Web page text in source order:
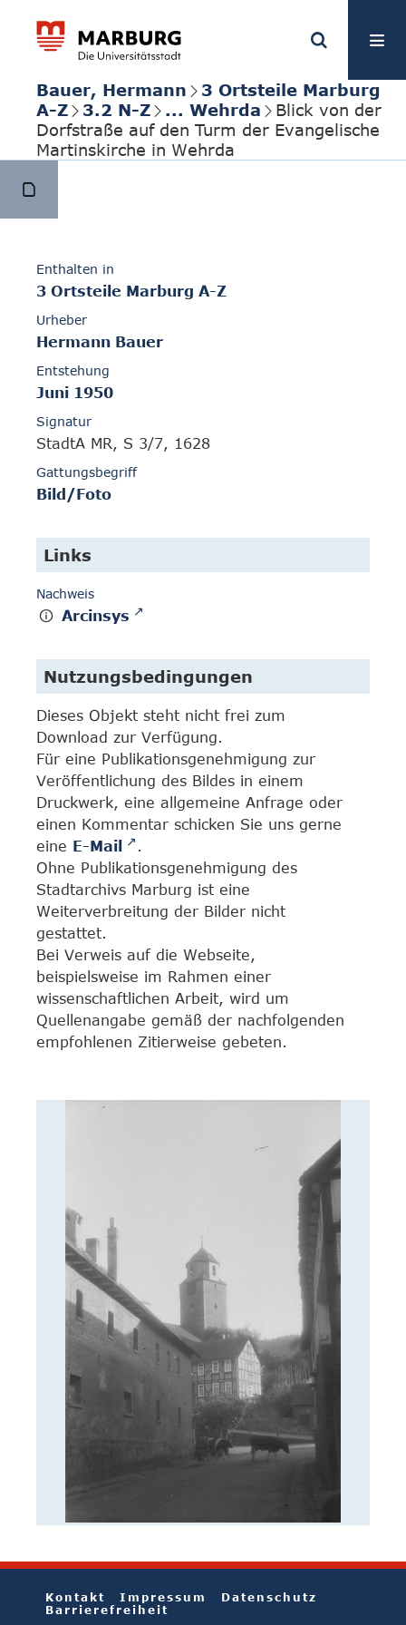
Bauer, Hermann
3 Ortsteile Marburg
A-Z
3.2 N-Z ... Wehrda
Blick von der
Dorfstraße auf den Turm der Evangelische
Martinskirche in Wehrda
Enthalten in
3 Ortsteile Marburg A-Z
Urheber
Hermann Bauer
Entstehung
Juni 1950
Signatur
StadtA MR, S 3/7, 1628
Gattungsbegriff
Bild/Foto
Links
Nachweis
Arcinsys
Nutzungsbedingungen
Dieses Objekt steht nicht frei zum
Download zur Verfügung.
Für eine Publikationsgenehmigung zur
Veröffentlichung des Bildes in einem
Druckwerk, eine allgemeine Anfrage oder
einen Kommentar schicken Sie uns gerne
eine E-Mail
.
Ohne Publikationsgenehmigung des
Stadtarchivs Marburg ist eine
Weiterverbreitung der Bilder nicht
gestattet.
Bei Verweis auf die Webseite,
beispielsweise im Rahmen einer
wissenschaftlichen Arbeit, wird um
Quellenangabe gemäß der nachfolgenden
empfohlenen Zitierweise gebeten.
Kontakt Impressum
Datenschutz
Barrierefreiheit